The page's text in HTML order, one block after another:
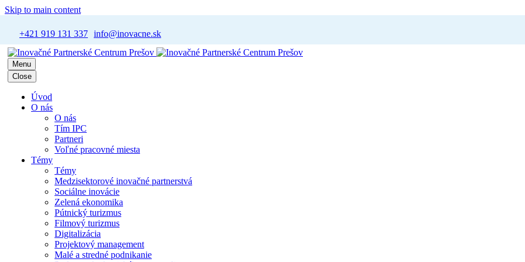
Skip to main content
+421 919 131 337 info@inovacne.sk
Menu
Close
Úvod
O nás
O nás
Tím IPC
Partneri
Voľné pracovné miesta
Témy
Témy
Medzisektorové inovačné partnerstvá
Sociálne inovácie
Zelená ekonomika
Pútnický turizmus
Filmový turizmus
Digitalizácia
Projektový management
Malé a stredné podnikanie